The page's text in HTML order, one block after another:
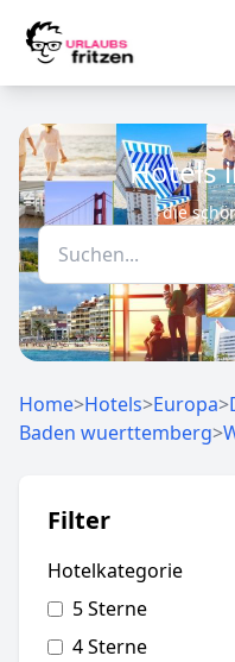
Hotels
die
Home>Hotels>Europa>
Baden wuerttemberg>
Filter
Hotelkategorie
5 Sterne
4 Sterne